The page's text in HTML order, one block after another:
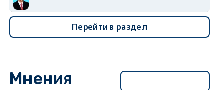
Перейти в раздел
Мнения